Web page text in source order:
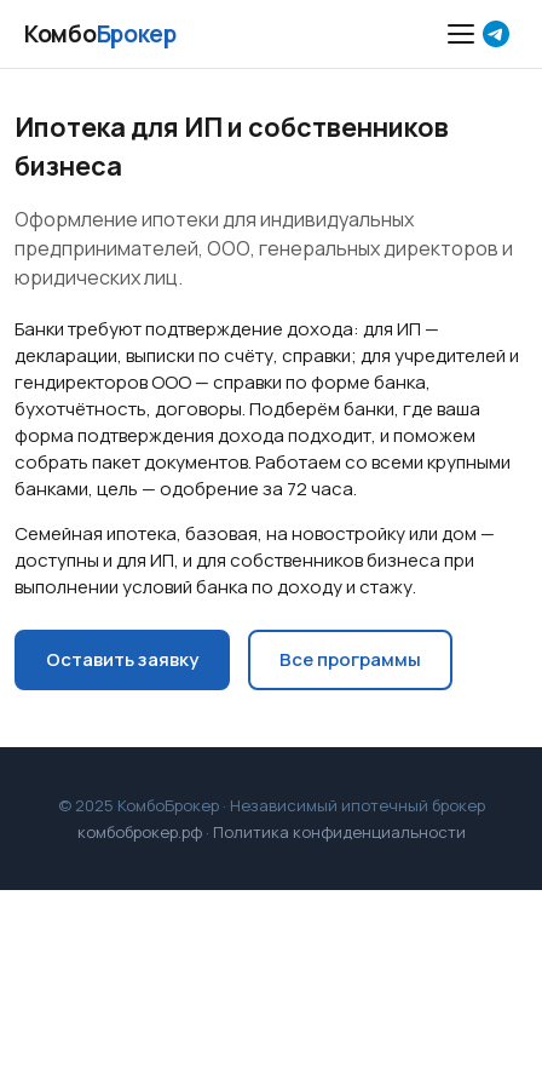
КомбоБрокер
Ипотека для ИП и собственников
бизнеса
Оформление ипотеки для индивидуальных
предпринимателей, ООО, генеральных директоров и
юридических лиц.
Банки требуют подтверждение дохода: для ИП —
декларации, выписки по счёту, справки; для учредителей и
гендиректоров ООО — справки по форме банка,
бухотчётность, договоры. Подберём банки, где ваша
форма подтверждения дохода подходит, и поможем
собрать пакет документов. Работаем со всеми крупными
банками, цель — одобрение за 72 часа.
Семейная ипотека, базовая, на новостройку или дом —
доступны и для ИП, и для собственников бизнеса при
выполнении условий банка по доходу и стажу.
Оставить заявку Все программы
© 2025 КомбоБрокер · Независимый ипотечный брокер
комбоброкер.рф· Политика конфиденциальности